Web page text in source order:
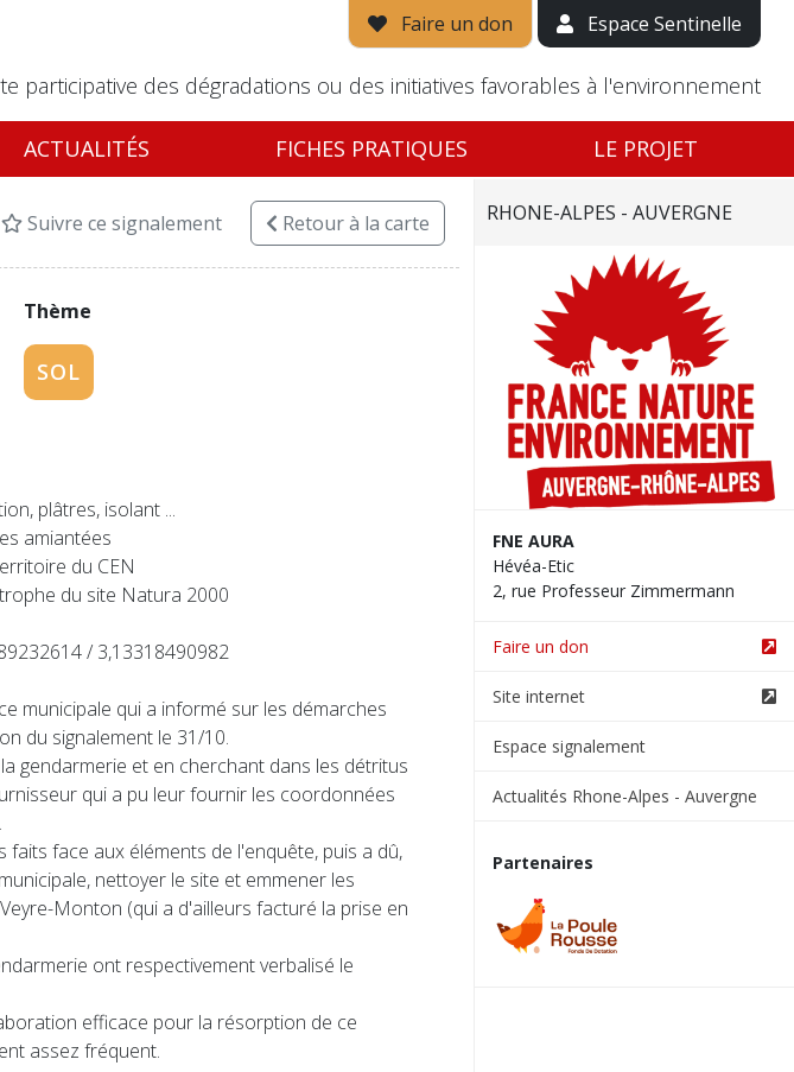
Faire un don Espace Sentinelle
participative des dégradations ou des initiatives favorables à l'environnement
ACTUALITÉS FICHES PRATIQUES LE PROJET
Suivre ce signalement Retourà la carte
Thème
SOL
plâtres, isolant ...
amiantées
du CEN
du site Natura 2000
/ 3,13318490982
municipale qui a informé sur les démarches
du signalement le 31/10.
gendarmerie et en cherchant dans les détritus
qui a pu leur fournir les coordonnées
face aux éléments de l'enquête, puis a dû,
nettoyer le site et emmener les
Monton (qui a d'ailleurs facturé la prise en
ont respectivement verbalisé le
efficace pour la résorption de ce
assez fréquent.
RHONE-ALPES - AUVERGNE
FNE AURA
Hévéa-Etic
2, rue Professeur Zimmermann
Faire un don
Site internet
Espace signalement
Actualités Rhone-Alpes - Auvergne
Partenaires